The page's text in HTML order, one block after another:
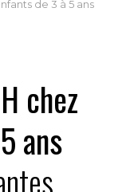
de 3 à 5 ans
chez
ans